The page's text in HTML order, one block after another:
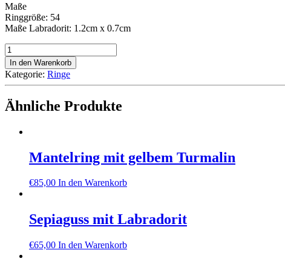
Maße
Ringgröße: 54
Maße Labradorit: 1.2cm x 0.7cm
Filigraner
Ring
mit
Labradorit
In den Warenkorb
Kategorie: Ringe
Ähnliche Produkte
Mantelring mit gelbem Turmalin
€85,00 In den Warenkorb
Sepiaguss mit Labradorit
€65,00 In den Warenkorb